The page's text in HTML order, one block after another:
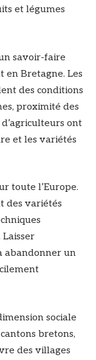
et légumes
savoir-faire
en Bretagne. Les
des conditions
proximité des
ont
et les variétés
toute l’Europe.
des variétés
abandonner un
sociale
bretons,
des villages